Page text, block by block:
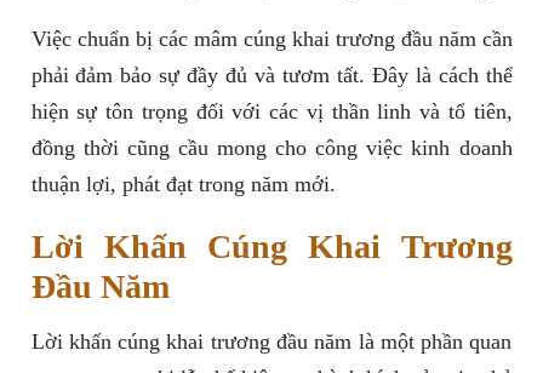
Việc chuẩn bị các mâm cúng khai trương đầu năm cần
phải đảm bảo sự đầy đủ và tươm tất. Đây là cách thể
hiện sự tôn trọng đối với các vị thần linh và tổ tiên,
đồng thời cũng cầu mong cho công việc kinh doanh
thuận lợi, phát đạt trong năm mới.
Lời Khấn Cúng Khai Trương
Đầu Năm
Lời khấn cúng khai trương đầu năm là một phần quan